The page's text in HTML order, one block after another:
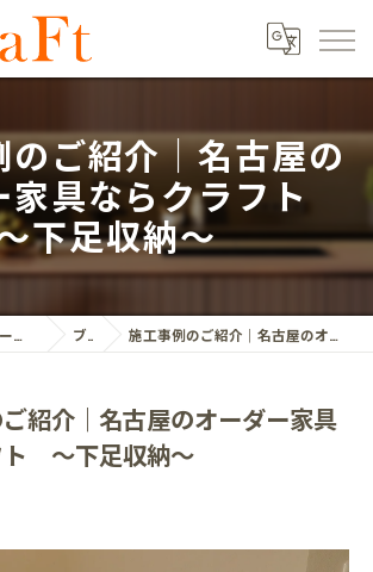
のご紹介｜名古屋の
家具ならクラフト
下足収納～
名古屋のオーダー家具ならクラフト株式会社 ブログ 施工事例のご紹介｜名古屋のオーダー家具ならクラフト ～下足収納～
紹介｜名古屋のオーダー家具
ト ～下足収納～